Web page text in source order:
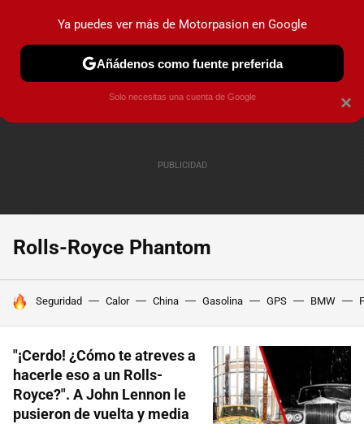
PRUEBAS COCHES ELÉCTRICOS OBSERVATORIO
Rolls-Royce Phantom
HOY SE HABLA DE
Seguridad Calor China Gasolina GPS BMW
"¡Cerdo! ¿Cómo te atreves a
hacerle eso a un Rolls-
Royce?". A John Lennon le
pusieron de vuelta y media
×
Ya puedes ver más de Motorpasion en Google
Añádenos como fuente preferida
Solo necesitas una cuenta de Google